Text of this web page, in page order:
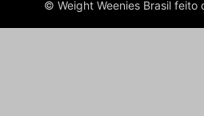
© Weight Weenies Brasil feito